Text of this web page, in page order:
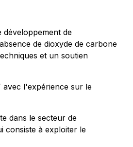
de
de dioxyde de carbone
et un soutien
avec l'expérience sur le
dans le secteur de
consiste à exploiter le